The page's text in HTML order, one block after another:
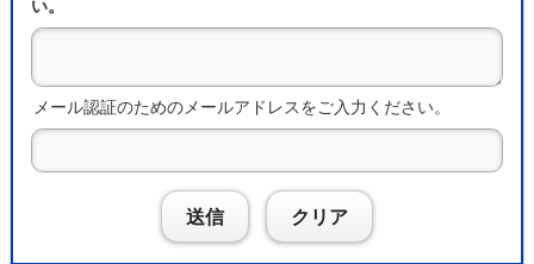
い。
メール認証のためのメールアドレスをご入力ください。
送信 クリア